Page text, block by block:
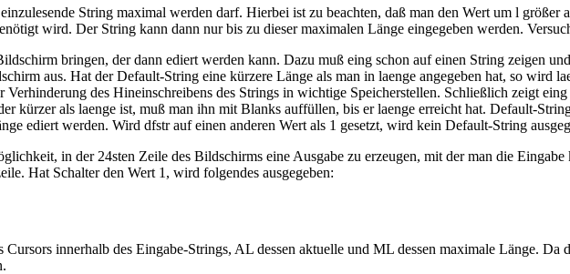
String maximal werden darf. Hierbei ist zu beachten, daß man den Wert um l größer
wird. Der String kann dann nur bis zu dieser maximalen Länge eingegeben werden.
bringen, der dann ediert werden kann. Dazu muß eing schon auf einen String zeigen
aus. Hat der Default-String eine kürzere Länge als man in laenge angegeben hat, so wird
Verhinderung des Hineinschreibens des Strings in wichtige Speicherstellen. Schließlich zeigt
kürzer als laenge ist, muß man ihn mit Blanks auffüllen, bis er laenge erreicht hat. Default-
ediert werden. Wird dfstr auf einen anderen Wert als 1 gesetzt, wird kein Default-String
in der 24sten Zeile des Bildschirms eine Ausgabe zu erzeugen, mit der man die
Hat Schalter den Wert 1, wird folgendes ausgegeben:
innerhalb des Eingabe-Strings, AL dessen aktuelle und ML dessen maximale Länge. Da